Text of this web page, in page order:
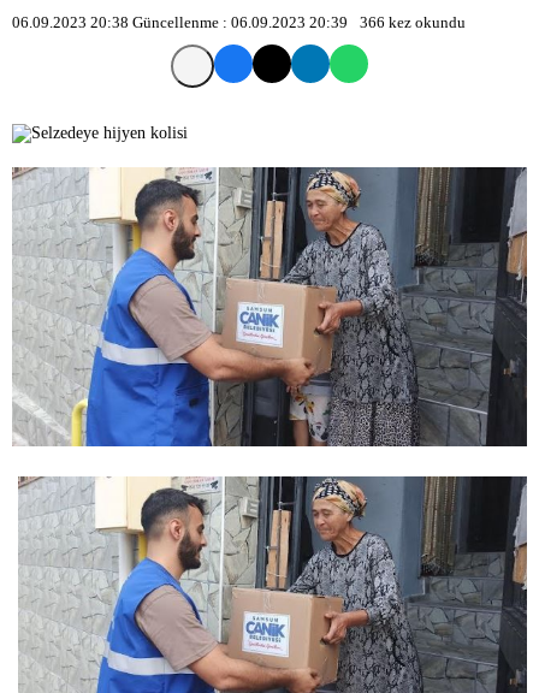
06.09.2023 20:38 Güncellenme : 06.09.2023 20:39 366 kez okundu